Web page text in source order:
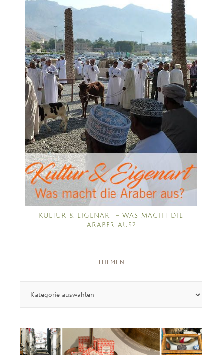
KULTUR & EIGENART – WAS MACHT DIE
ARABER AUS?
THEMEN